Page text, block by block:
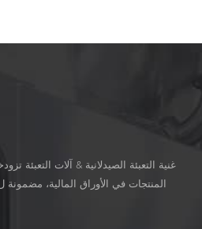
غنية التعبئة الصيدلانية & آلات التعبئة